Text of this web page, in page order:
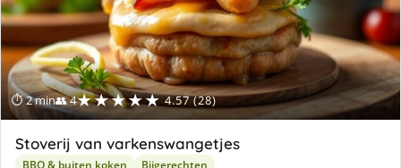
⏱ 2 min👥 4★★★★★ 4.57 (28)
Stoverij van varkenswangetjes
BBQ & buiten koken Bijgerechten